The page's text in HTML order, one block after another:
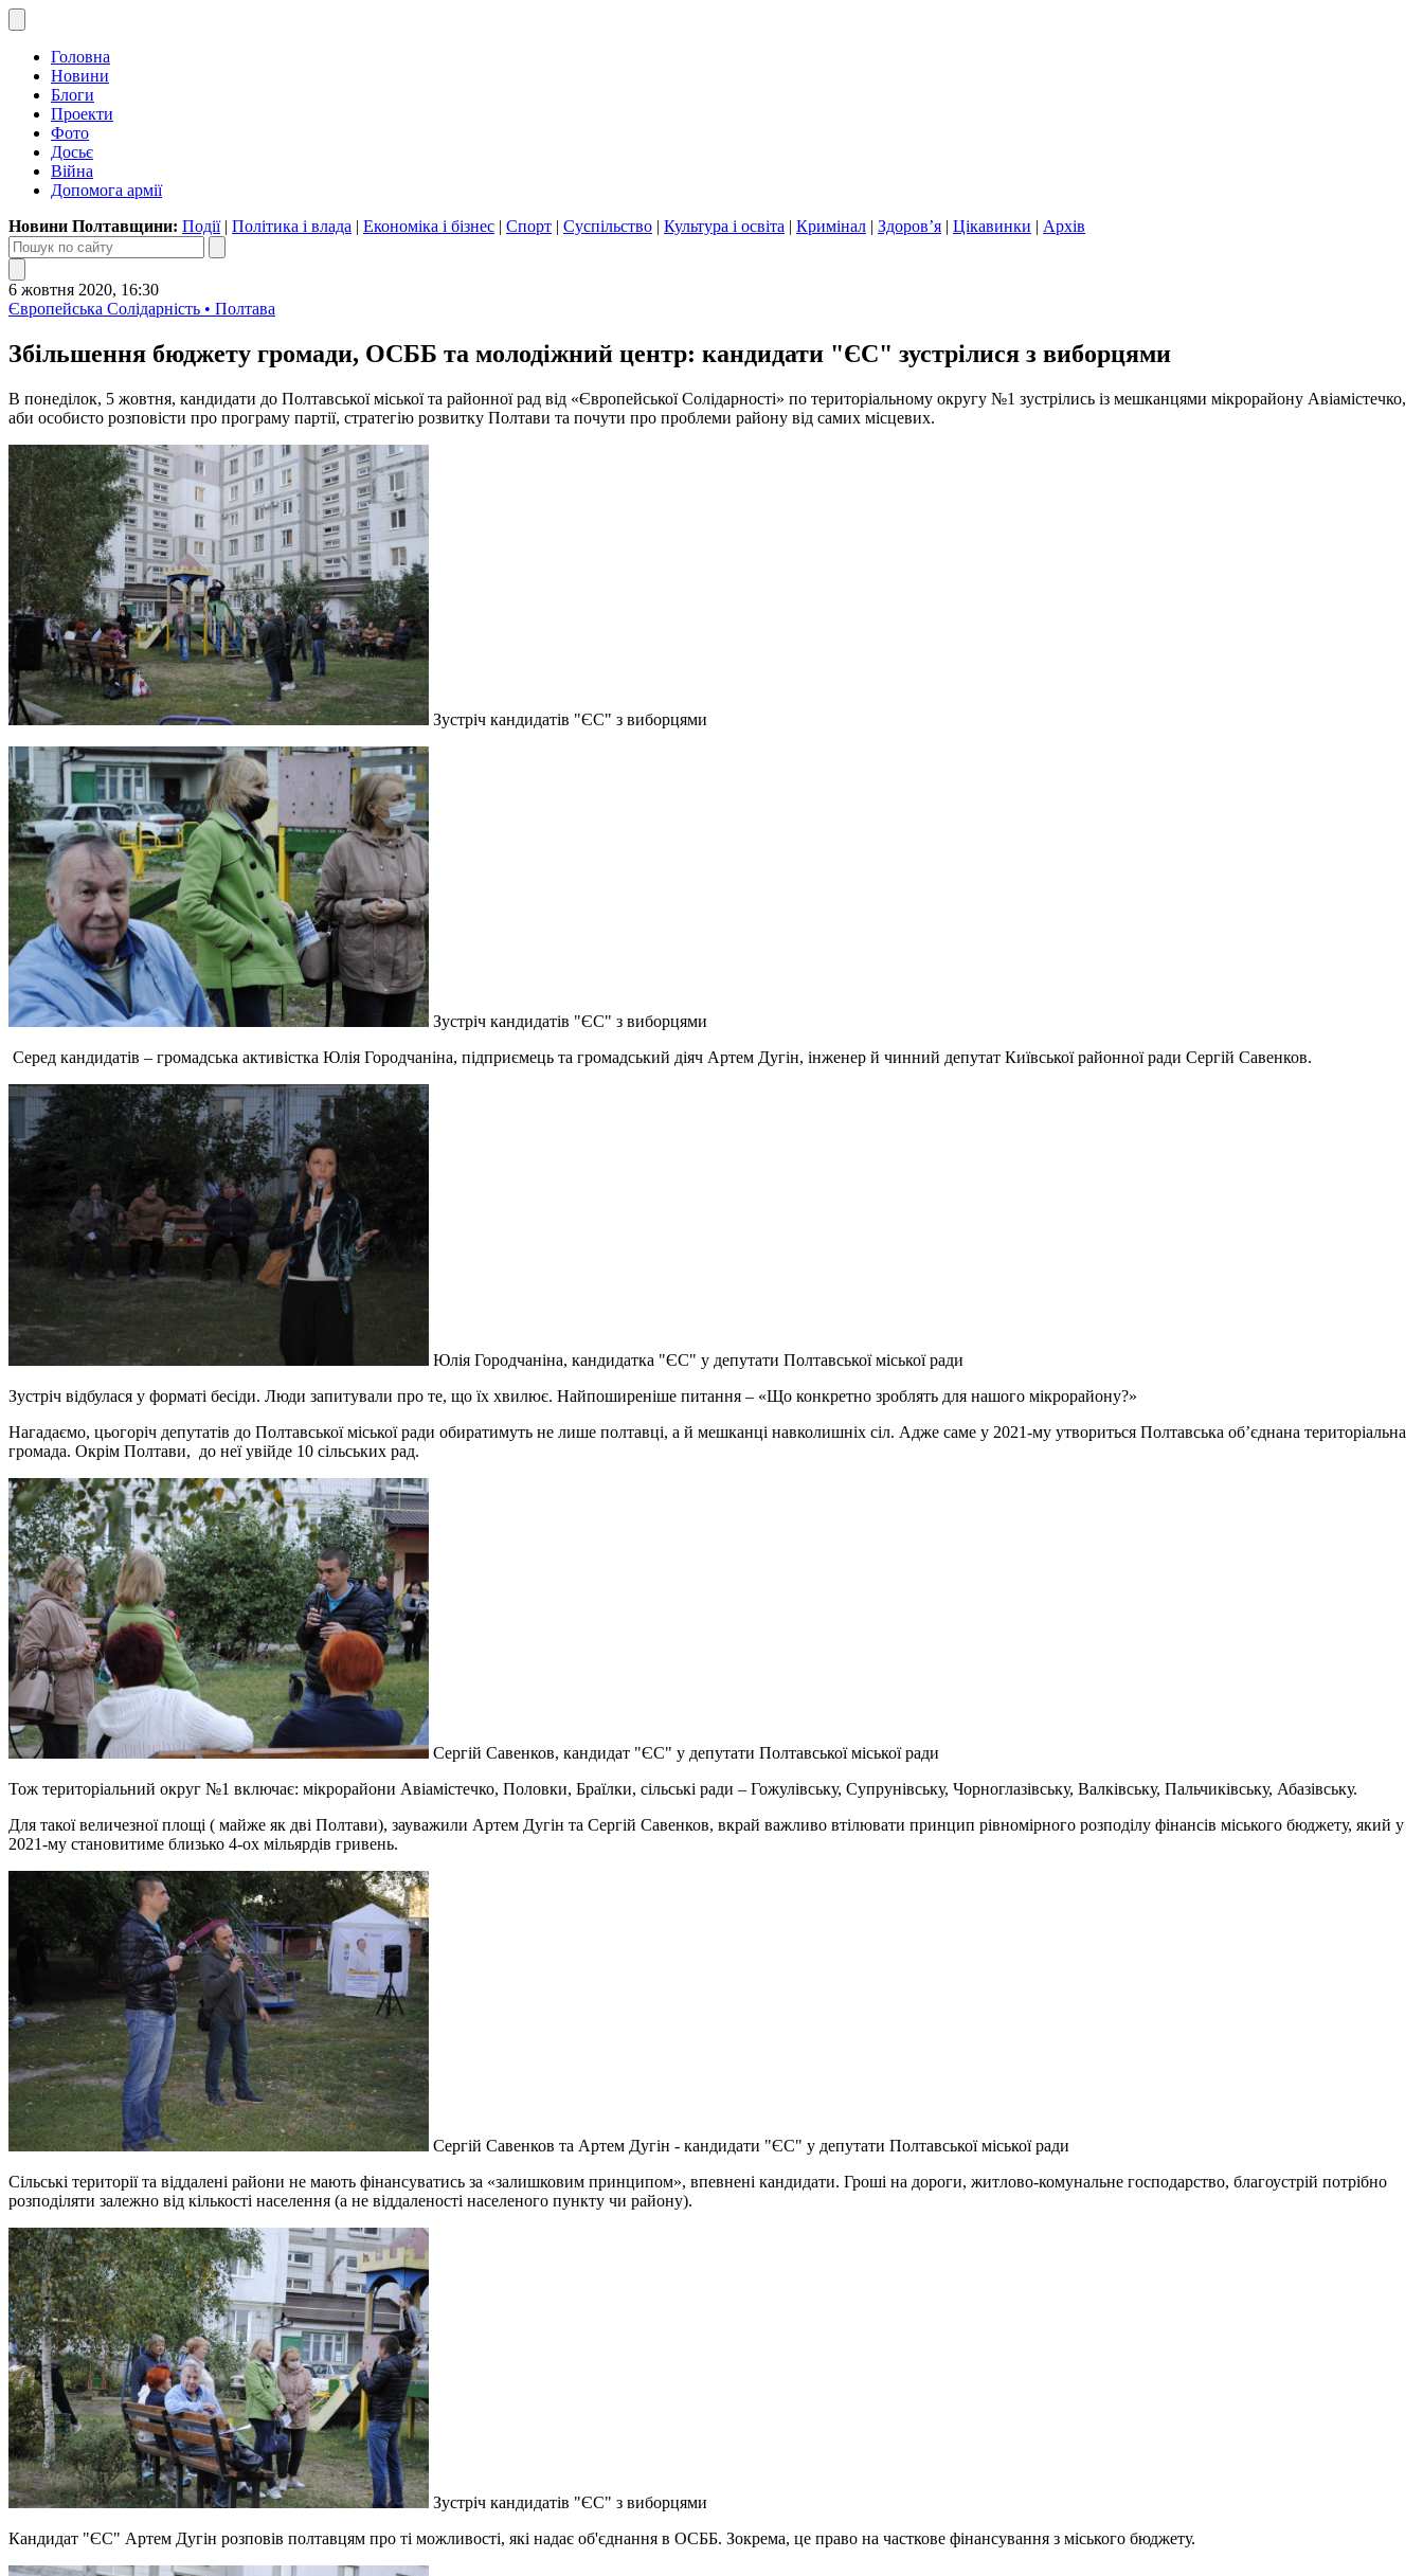
Головна
Новини
Блоги
Проекти
Фото
Досьє
Війна
Допомога армії
Новини Полтавщини: Події| Політика і влада | Економіка і бізнес | Спорт | Суспільство | Культура і освіта | Кримінал | Здоров’я | Цікавинки | Архів
6 жовтня 2020, 16:30
Європейська Солідарність • Полтава
Збільшення бюджету громади, ОСББ та молодіжний центр: кандидати "ЄС" зустрілися з виборцями
В понеділок, 5 жовтня, кандидати до Полтавської міської та районної рад від «Європейської Солідарності» по територіальному округу №1 зустрілись із мешканцями мікрорайону Авіамістечко,
аби особисто розповісти про програму партії, стратегію розвитку Полтави та почути про проблеми району від самих місцевих.
Зустріч кандидатів "ЄС" з виборцями
Зустріч кандидатів "ЄС" з виборцями
Серед кандидатів – громадська активістка Юлія Городчаніна, підприємець та громадський діяч Артем Дугін, інженер й чинний депутат Київської районної ради Сергій Савенков.
Юлія Городчаніна, кандидатка "ЄС" у депутати Полтавської міської ради
Зустріч відбулася у форматі бесіди. Люди запитували про те, що їх хвилює. Найпоширеніше питання – «Що конкретно зроблять для нашого мікрорайону?»
Нагадаємо, цьогоріч депутатів до Полтавської міської ради обиратимуть не лише полтавці, а й мешканці навколишніх сіл. Адже саме у 2021-му утвориться Полтавська об’єднана територіальна
громада. Окрім Полтави, до неї увійде 10 сільських рад.
Сергій Савенков, кандидат "ЄС" у депутати Полтавської міської ради
Тож територіальний округ №1 включає: мікрорайони Авіамістечко, Половки, Браїлки, сільські ради – Гожулівську, Супрунівську, Чорноглазівську, Валківську, Пальчиківську, Абазівську.
Для такої величезної площі ( майже як дві Полтави), зауважили Артем Дугін та Сергій Савенков, вкрай важливо втілювати принцип рівномірного розподілу фінансів міського бюджету, який у
2021-му становитиме близько 4-ох мільярдів гривень.
Сергій Савенков та Артем Дугін - кандидати "ЄС" у депутати Полтавської міської ради
Сільські території та віддалені райони не мають фінансуватись за «залишковим принципом», впевнені кандидати. Гроші на дороги, житлово-комунальне господарство, благоустрій потрібно
розподіляти залежно від кількості населення (а не віддаленості населеного пункту чи району).
Зустріч кандидатів "ЄС" з виборцями
Кандидат "ЄС" Артем Дугін розповів полтавцям про ті можливості, які надає об'єднання в ОСББ. Зокрема, це право на часткове фінансування з міського бюджету.